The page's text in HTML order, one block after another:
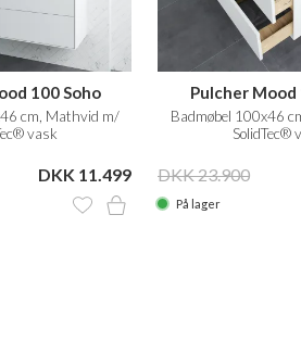
100 Soho
cm, Mathvid m/
vask
DKK 11.499
Pulcher
Badmøbel 100x46
SolidTec®
DKK 23.900
På lager